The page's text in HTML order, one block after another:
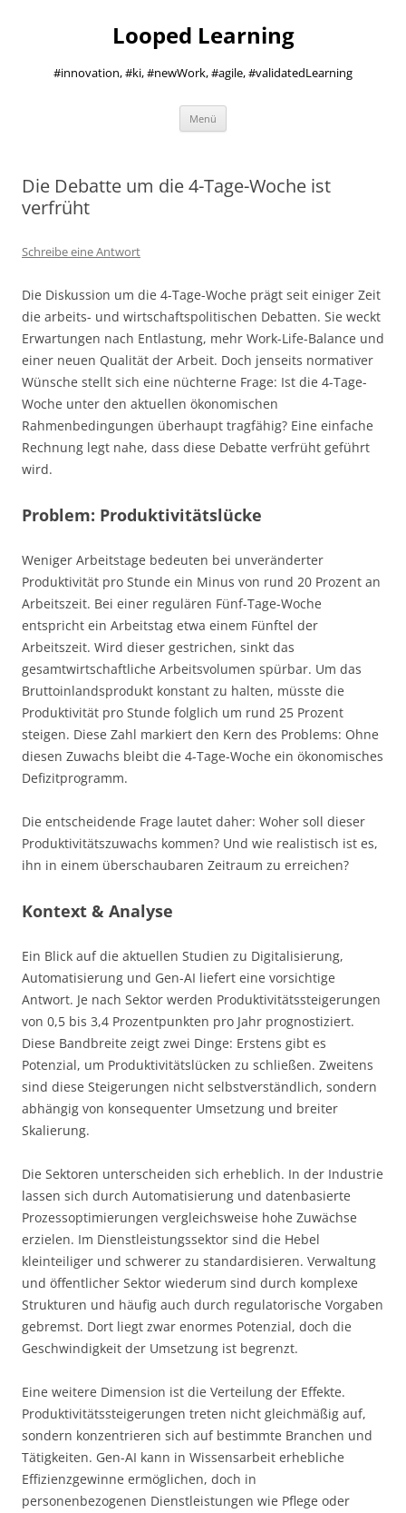
Looped Learning
#innovation, #ki, #newWork, #agile, #validatedLearning
Menü
Die Debatte um die 4-Tage-Woche ist
verfrüht
Schreibe eine Antwort
Die Diskussion um die 4-Tage-Woche prägt seit einiger Zeit
die arbeits- und wirtschaftspolitischen Debatten. Sie weckt
Erwartungen nach Entlastung, mehr Work-Life-Balance und
einer neuen Qualität der Arbeit. Doch jenseits normativer
Wünsche stellt sich eine nüchterne Frage: Ist die 4-Tage-
Woche unter den aktuellen ökonomischen
Rahmenbedingungen überhaupt tragfähig? Eine einfache
Rechnung legt nahe, dass diese Debatte verfrüht geführt
wird.
Problem: Produktivitätslücke
Weniger Arbeitstage bedeuten bei unveränderter
Produktivität pro Stunde ein Minus von rund 20 Prozent an
Arbeitszeit. Bei einer regulären Fünf-Tage-Woche
entspricht ein Arbeitstag etwa einem Fünftel der
Arbeitszeit. Wird dieser gestrichen, sinkt das
gesamtwirtschaftliche Arbeitsvolumen spürbar. Um das
Bruttoinlandsprodukt konstant zu halten, müsste die
Produktivität pro Stunde folglich um rund 25 Prozent
steigen. Diese Zahl markiert den Kern des Problems: Ohne
diesen Zuwachs bleibt die 4-Tage-Woche ein ökonomisches
Defizitprogramm.
Die entscheidende Frage lautet daher: Woher soll dieser
Produktivitätszuwachs kommen? Und wie realistisch ist es,
ihn in einem überschaubaren Zeitraum zu erreichen?
Kontext & Analyse
Ein Blick auf die aktuellen Studien zu Digitalisierung,
Automatisierung und Gen-AI liefert eine vorsichtige
Antwort. Je nach Sektor werden Produktivitätssteigerungen
von 0,5 bis 3,4 Prozentpunkten pro Jahr prognostiziert.
Diese Bandbreite zeigt zwei Dinge: Erstens gibt es
Potenzial, um Produktivitätslücken zu schließen. Zweitens
sind diese Steigerungen nicht selbstverständlich, sondern
abhängig von konsequenter Umsetzung und breiter
Skalierung.
Die Sektoren unterscheiden sich erheblich. In der Industrie
lassen sich durch Automatisierung und datenbasierte
Prozessoptimierungen vergleichsweise hohe Zuwächse
erzielen. Im Dienstleistungssektor sind die Hebel
kleinteiliger und schwerer zu standardisieren. Verwaltung
und öffentlicher Sektor wiederum sind durch komplexe
Strukturen und häufig auch durch regulatorische Vorgaben
gebremst. Dort liegt zwar enormes Potenzial, doch die
Geschwindigkeit der Umsetzung ist begrenzt.
Eine weitere Dimension ist die Verteilung der Effekte.
Produktivitätssteigerungen treten nicht gleichmäßig auf,
sondern konzentrieren sich auf bestimmte Branchen und
Tätigkeiten. Gen-AI kann in Wissensarbeit erhebliche
Effizienzgewinne ermöglichen, doch in
personenbezogenen Dienstleistungen wie Pflege oder